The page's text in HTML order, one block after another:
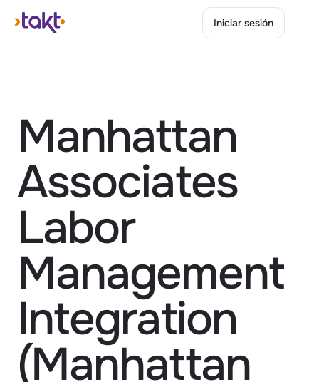
Manhattan
Associates
Labor
Management
Integration
(Manhattan
Iniciar sesión
Iniciar sesión